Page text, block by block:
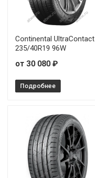
Continental UltraContact
235/40R19 96W
от 30 080 ₽
Подробнее